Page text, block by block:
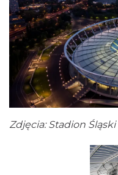
Zdjęcia: Stadion Śląski